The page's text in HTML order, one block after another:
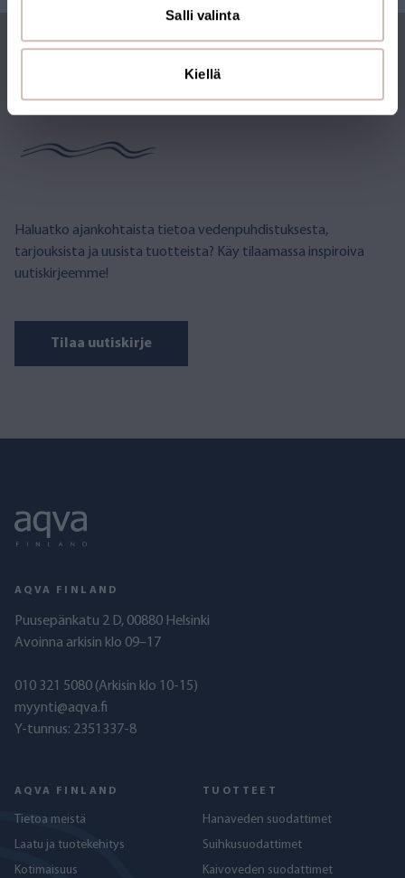
Salli valinta
Kiellä
TILAA UUTISKIRJE
Haluatko ajankohtaista tietoa vedenpuhdistuksesta,
tarjouksista ja uusista tuotteista? Käy tilaamassa inspiroiva
uutiskirjeemme!
Tilaa uutiskirje
AQVA FINLAND
Puusepänkatu 2 D, 00880 Helsinki
Avoinna arkisin klo 09–17
010 321 5080 (Arkisin klo 10-15)
myynti@aqva.fi
Y-tunnus: 2351337-8
AQVA FINLAND
Tietoa meistä
Laatu ja tuotekehitys
Kotimaisuus
TUOTTEET
Hanaveden suodattimet
Suihkusuodattimet
Kaivoveden suodattimet